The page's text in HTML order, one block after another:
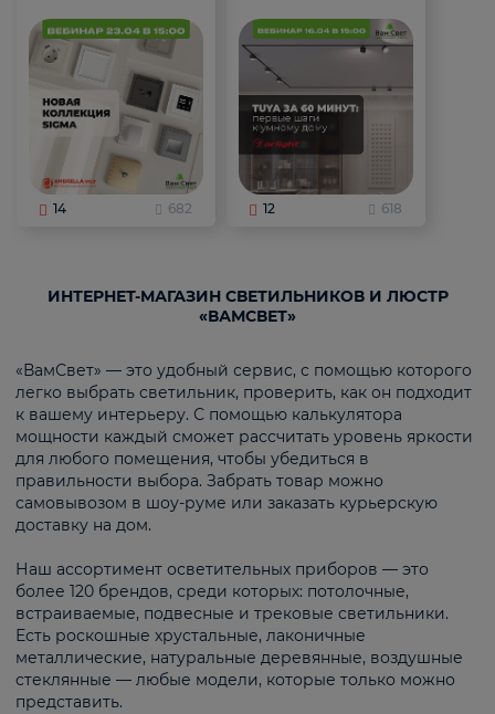
14 682 12 618
ИНТЕРНЕТ-МАГАЗИН СВЕТИЛЬНИКОВ И ЛЮСТР
«ВАМСВЕТ»
«ВамСвет» — это удобный сервис, с помощью которого
легко выбрать светильник, проверить, как он подходит
к вашему интерьеру. С помощью калькулятора
мощности каждый сможет рассчитать уровень яркости
для любого помещения, чтобы убедиться в
правильности выбора. Забрать товар можно
самовывозом в шоу-руме или заказать курьерскую
доставку на дом.
Наш ассортимент осветительных приборов — это
более 120 брендов, среди которых: потолочные,
встраиваемые, подвесные и трековые светильники.
Есть роскошные хрустальные, лаконичные
металлические, натуральные деревянные, воздушные
стеклянные — любые модели, которые только можно
представить.